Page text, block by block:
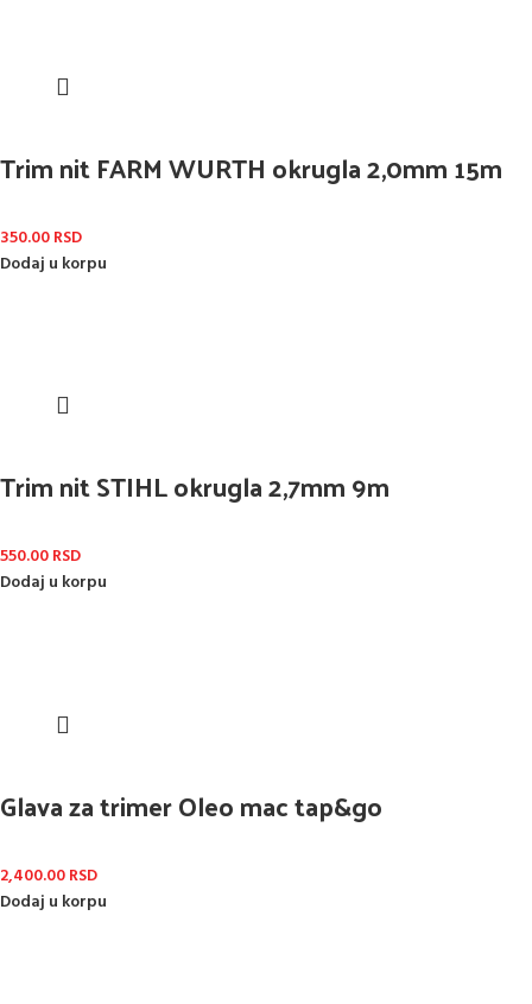
Trim nit FARM WURTH okrugla 2,0mm 15m
350.00RSD
Dodaj u korpu
Trim nit STIHL okrugla 2,7mm 9m
550.00RSD
Dodaj u korpu
Glava za trimer Oleo mac tap&go
2,400.00RSD
Dodaj u korpu